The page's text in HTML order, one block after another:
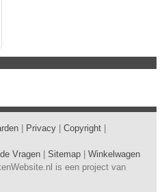
Privacy Copyright
Vragen Sitemap
Winkelwagen
is een project van